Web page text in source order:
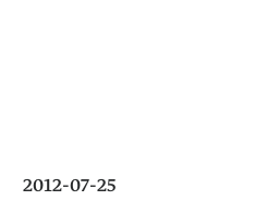
2012-07-25